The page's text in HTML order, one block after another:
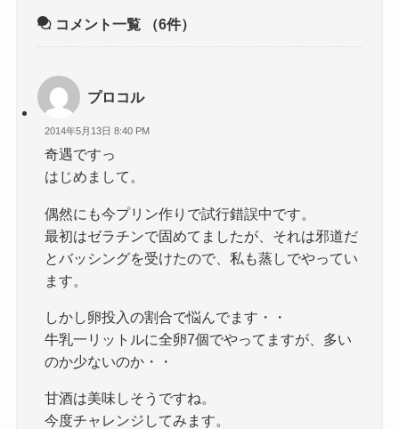
コメント一覧 （6件）
プロコル
2014年5月13日 8:40 PM
奇遇ですっ
はじめまして。
偶然にも今プリン作りで試行錯誤中です。
最初はゼラチンで固めてましたが、それは邪道だ
とバッシングを受けたので、私も蒸しでやってい
ます。
しかし卵投入の割合で悩んでます・・
牛乳一リットルに全卵7個でやってますが、多い
のか少ないのか・・
甘酒は美味しそうですね。
今度チャレンジしてみます。